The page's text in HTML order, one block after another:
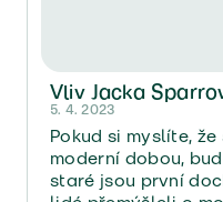
Vliv Jacka
5. 4. 2023
Pokud si myslíte,
moderní dobou,
staré jsou první